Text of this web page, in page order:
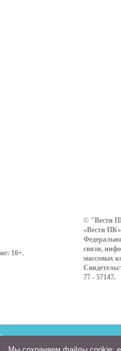
16+.
© "Вести
«Вести ПК»
связи,
массовых
77 - 57147.